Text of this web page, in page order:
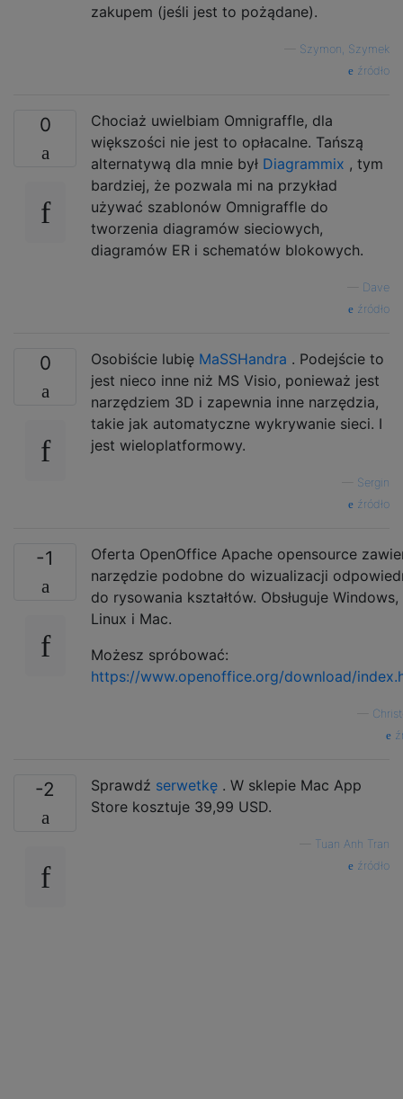
zakupem (jeśli jest to pożądane).
Szymon, Szymek
źródło
0
Chociaż uwielbiam Omnigraffle, dla
większości nie jest to opłacalne. Tańszą
alternatywą dla mnie był Diagrammix , tym
bardziej, że pozwala mi na przykład
używać szablonów Omnigraffle do
tworzenia diagramów sieciowych,
diagramów ER i schematów blokowych.
Dave
źródło
0 Osobiście lubię MaSSHandra . Podejście to
jest nieco inne niż MS Visio, ponieważ jest
narzędziem 3D i zapewnia inne narzędzia,
takie jak automatyczne wykrywanie sieci. I
jest wieloplatformowy.
Sergin
źródło
-1
Oferta OpenOffice Apache opensource
narzędzie podobne do wizualizacji
do rysowania kształtów. Obsługuje Windows,
Linux i Mac.
Możesz spróbować:
https://www.openoffice.org/download/
-2 Sprawdź serwetkę . W sklepie Mac App
Store kosztuje 39,99 USD.
Tuan Anh Tran
źródło